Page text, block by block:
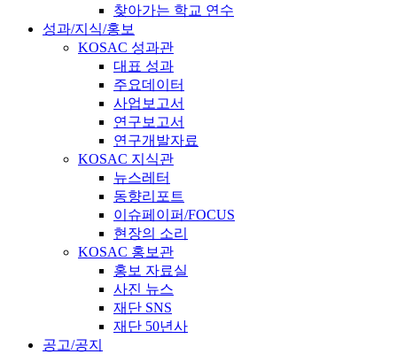
찾아가는 학교 연수
성과/지식/홍보
KOSAC 성과관
대표 성과
주요데이터
사업보고서
연구보고서
연구개발자료
KOSAC 지식관
뉴스레터
동향리포트
이슈페이퍼/FOCUS
현장의 소리
KOSAC 홍보관
홍보 자료실
사진 뉴스
재단 SNS
재단 50년사
공고/공지